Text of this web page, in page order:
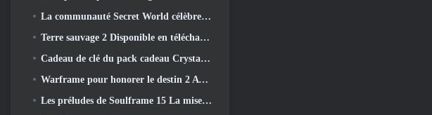
La communauté Secret World célèbre son 14e anniversaire avec un mystère qu'ils doivent résoudre ensemble
Terre sauvage 2 Disponible en téléchargement gratuitement (Et garde) Pour une durée limitée
Cadeau de clé du pack cadeau Crystal Saga Nova
Warframe pour honorer le destin 2 Avec une activité et un titre spéciaux dans le jeu
Les préludes de Soulframe 15 La mise à jour retravaille le butin et la pêche